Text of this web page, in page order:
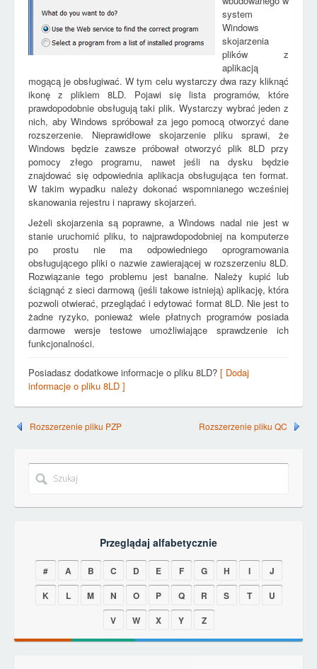
system
Windows
skojarzenia
plików z
aplikacją
mogącą je obsługiwać. W tym celu wystarczy dwa razy kliknąć
ikonę z plikiem 8LD. Pojawi się lista programów, które
prawdopodobnie obsługują taki plik. Wystarczy wybrać jeden z
nich, aby Windows spróbował za jego pomocą otworzyć dane
rozszerzenie. Nieprawidłowe skojarzenie pliku sprawi, że
Windows będzie zawsze próbował otworzyć plik 8LD przy
pomocy złego programu, nawet jeśli na dysku będzie
znajdować się odpowiednia aplikacja obsługująca ten format.
W takim wypadku należy dokonać wspomnianego wcześniej
skanowania rejestru i naprawy skojarzeń.
Jeżeli skojarzenia są poprawne, a Windows nadal nie jest w
stanie uruchomić pliku, to najprawdopodobniej na komputerze
po prostu nie ma odpowiedniego oprogramowania
obsługującego pliki o nazwie zawierającej w rozszerzeniu 8LD.
Rozwiązanie tego problemu jest banalne. Należy kupić lub
ściągnąć z sieci darmową (jeśli takowe istnieją) aplikację, która
pozwoli otwierać, przeglądać i edytować format 8LD. Nie jest to
żadne ryzyko, ponieważ wiele płatnych programów posiada
darmowe wersje testowe umożliwiające sprawdzenie ich
funkcjonalności.
Posiadasz dodatkowe informacje o pliku 8LD? [ Dodaj
informacje o pliku 8LD ]
Rozszerzenie pliku PZP Rozszerzenie pliku QC
Przeglądaj alfabetycznie
# A B C D E F G H I
J
K
L M N O P Q R S T
U
V
W X Y Z